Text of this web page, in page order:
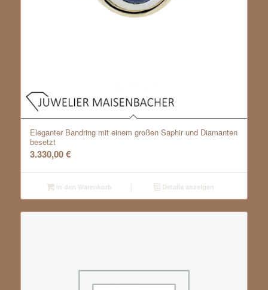
Eleganter Bandring mit einem großen Saphir und Diamanten
besetzt
3.330,00€
In den Warenkorb Details anzeigen